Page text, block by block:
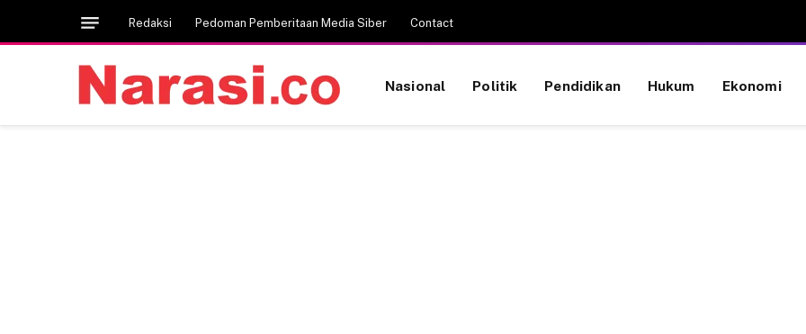
Redaksi Pedoman Pemberitaan Media Siber Contact
Nasional Politik Pendidikan Hukum Ekonomi